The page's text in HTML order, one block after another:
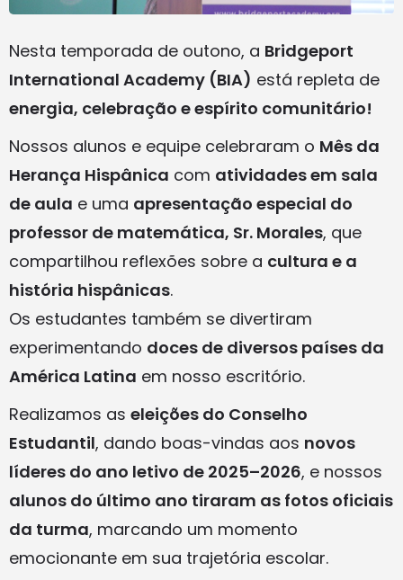
Nesta temporada de outono, a Bridgeport
International Academy (BIA) está repleta de
energia, celebração e espírito comunitário!
Nossos alunos e equipe celebraram o Mês da
Herança Hispânica com atividades em sala
de aula e uma apresentação especial do
professor de matemática, Sr. Morales, que
compartilhou reflexões sobre a cultura e a
história hispânicas.
Os estudantes também se divertiram
experimentando doces de diversos países da
América Latina em nosso escritório.
Realizamos as eleições do Conselho
Estudantil, dando boas-vindas aos novos
líderes do ano letivo de 2025–2026, e nossos
alunos do último ano tiraram as fotos oficiais
da turma, marcando um momento
emocionante em sua trajetória escolar.